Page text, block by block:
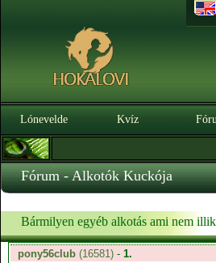
Lónevelde Kvíz
Fórum - Alkotók Kuckója
Bármilyen egyéb alkotás ami nem
pony56club(16581) - 1.